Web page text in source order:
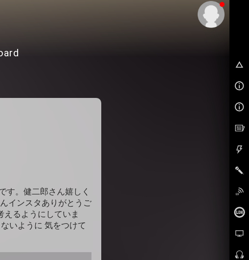
す。健二郎さん嬉しく
インスタありがとうご
るようにしていま
いように 気をつけて